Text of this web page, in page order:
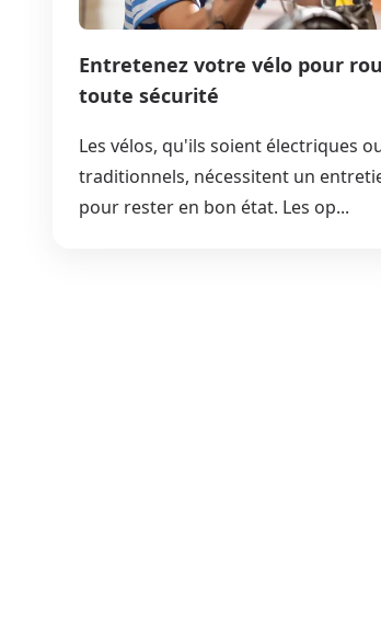
Entretenez votre vélo pour
toute sécurité
Les vélos, qu'ils soient électriques
traditionnels, nécessitent un
pour rester en bon état. Les op...